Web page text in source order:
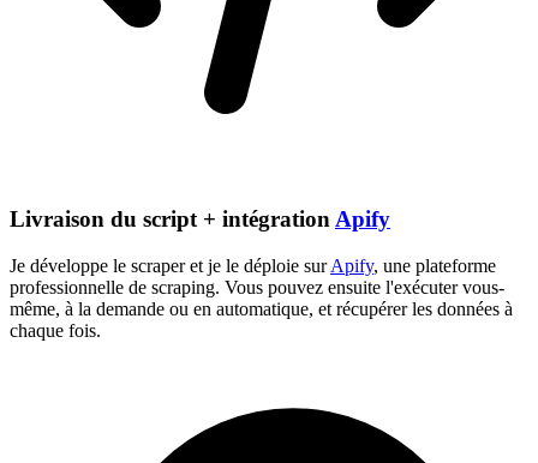
Livraison du script + intégration Apify
Je développe le scraper et je le déploie surApify, une plateforme
professionnelle de scraping. Vous pouvez ensuite l'exécuter vous-
même, à la demande ou en automatique, et récupérer les données à
chaque fois.